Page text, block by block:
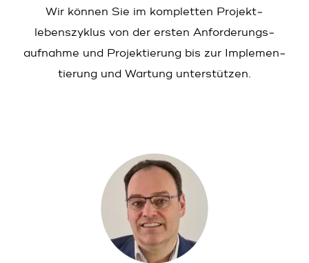
Wir können Sie im kompletten Projekt­
lebenszyklus von der ersten Anforderungs­
aufnahme und Projektierung bis zur Implemen­
tierung und Wartung unterstützen.